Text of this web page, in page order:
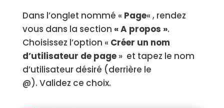
Dans l’onglet nommé « Page« , rendez
vous dans la section « A propos ».
Choisissez l’option « Créer un nom
d’utilisateur de page» et tapez le nom
d’utilisateur désiré (derrière le
@). Validez ce choix.